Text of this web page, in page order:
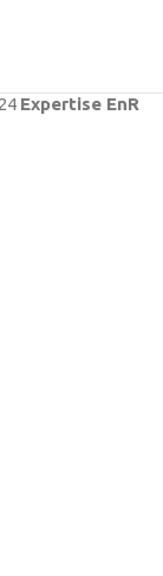
Expertise EnR